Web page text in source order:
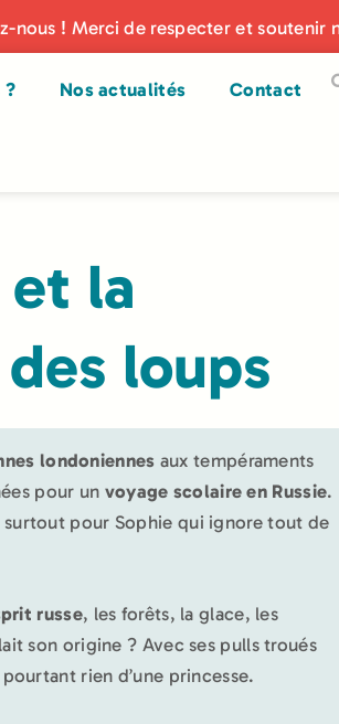
nous ! Merci de respecter et soutenir
? Nos actualités Contact
la
loups
londoniennes aux tempéraments
pour un voyage scolaire en Russie.
surtout pour Sophie qui ignore tout de
russe, les forêts, la glace, les
son origine ? Avec ses pulls troués
rien d’une princesse.